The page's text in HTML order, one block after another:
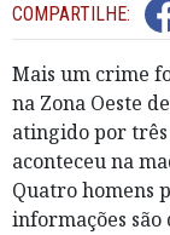
COMPARTILHE:
Mais um crime
na Zona Oeste
atingido por
aconteceu na
Quatro homens
informações são